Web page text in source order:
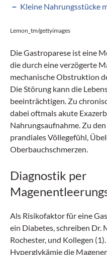
Kleine Nahrungsstücke
Lemon_tm/gettyimages
Die Gastroparese ist eine
die durch eine verzögerte
mechanische Obstruktion
Die Störung kann die
beeinträchtigen. Zu
dabei oftmals akute
Nahrungsaufnahme. Zu
prandiales Völlegefühl,
Oberbauchschmerzen.
Diagnostik per
Als Risikofaktor für eine
ein Diabetes, schreiben Dr.
Rochester, und Kollegen
Hyperglykämie die